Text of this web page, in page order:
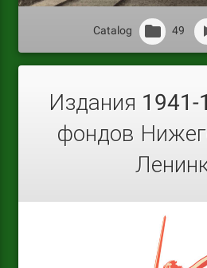
Catalog 49
Издания 1941-
фондов